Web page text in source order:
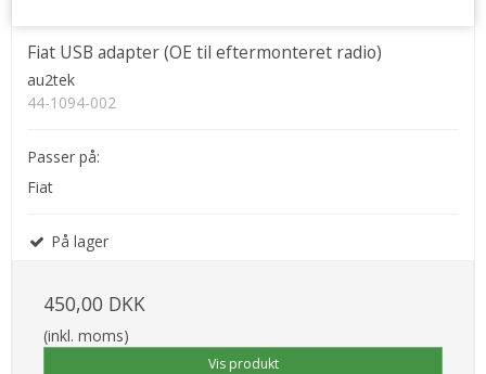
Fiat USB adapter (OE til eftermonteret radio)
au2tek
44-1094-002
Passer på:
Fiat
På lager
450,00 DKK
(inkl. moms)
Vis produkt